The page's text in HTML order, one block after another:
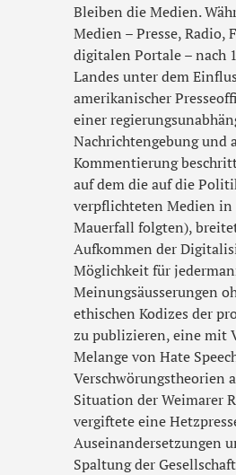
Bleiben die Medien.
Medien – Presse, Radio,
digitalen Portale – nach
Landes unter dem
amerikanischer
einer
Nachrichtengebung und
Kommentierung
auf dem die auf die
verpflichteten Medien in
Mauerfall folgten),
Aufkommen der
Möglichkeit für
Meinungsäusserungen
ethischen Kodizes der
zu publizieren, eine mit
Melange von Hate
Verschwörungstheorien
Situation der Weimarer
vergiftete eine
Auseinandersetzungen
Spaltung der